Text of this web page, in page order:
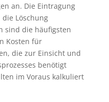
an. Die Eintragung
Löschung
sind die häufigsten
Kosten für
die zur Einsicht und
benötigt
im Voraus kalkuliert